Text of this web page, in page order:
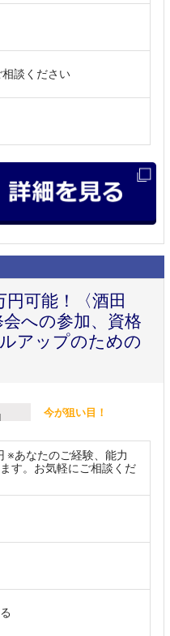
談ください
円可能！〈酒田
への参加、資格
アップのための
今が狙い目！
※あなたのご経験、能力
す。お気軽にご相談くだ